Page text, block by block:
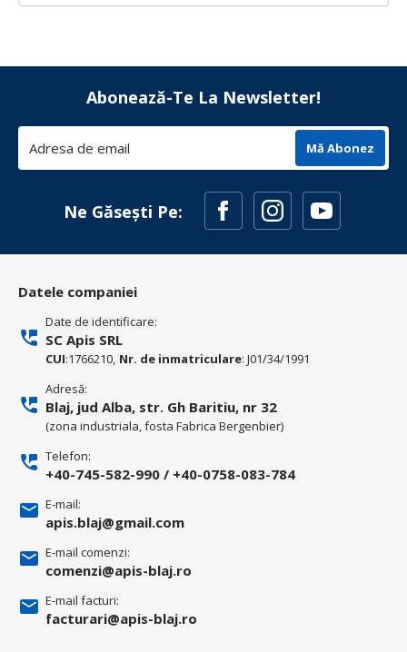
Abonează-Te La Newsletter!
Mă Abonez
Ne Găsești Pe:
Datele companiei
Date de identificare:
SC Apis SRL
CUI:1766210, Nr. de inmatriculare: J01/34/1991
Adresă:
Blaj, jud Alba, str. Gh Baritiu, nr 32
(zona industriala, fosta Fabrica Bergenbier)
Telefon:
+40-745-582-990 / +40-0758-083-784
E-mail:
apis.blaj@gmail.com
E-mail comenzi:
comenzi@apis-blaj.ro
E-mail facturi:
facturari@apis-blaj.ro